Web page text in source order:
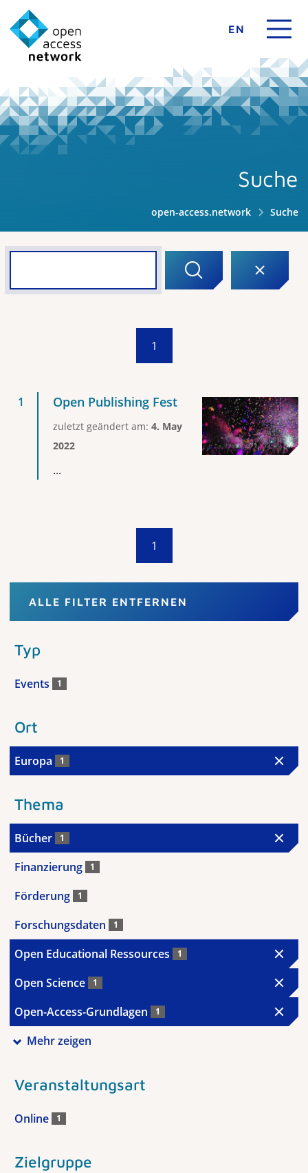
EN
Suche
open-access.network Suche
1
Open Publishing Fest
zuletzt geändert am: 4. May
2022
...
1
ALLE FILTER ENTFERNEN
Typ
Events 1
Ort
Europa 1
Thema
Bücher 1
Finanzierung 1
Förderung 1
Forschungsdaten 1
Open Educational Ressources 1
Open Science 1
Open-Access-Grundlagen 1
Mehr zeigen
Veranstaltungsart
Online 1
Zielgruppe